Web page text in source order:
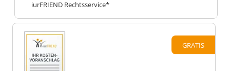
iurFRIEND Rechtsservice*
GRATIS